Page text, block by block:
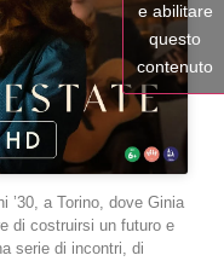
e abilitare
questo
contenuto
’30, a Torino, dove Ginia
di costruirsi un futuro e
serie di incontri, di